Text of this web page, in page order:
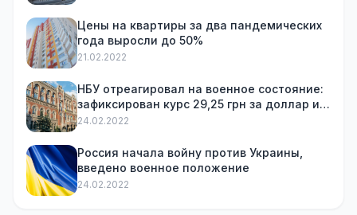
Цены на квартиры за два пандемических
года выросли до 50%
21.02.2022
НБУ отреагировал на военное состояние:
зафиксирован курс 29,25 грн за доллар и
ограничил снятие наличных
24.02.2022
Россия начала войну против Украины,
введено военное положение
24.02.2022